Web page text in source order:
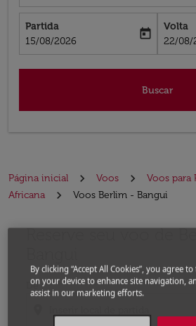
Partida
fc-booking-departure-date-aria-label
15/08/2026
today
Volta
fc-
22/08/
Buscar
Página inicial Voos
Voos para
Africana
Voos Berlim - Bangui
Reserve seu voo de
De
Experimente atualizar a rota
By clicking “Accept All Cookies”, you agree
on your device to enhance site navigation,
assist in our marketing efforts.